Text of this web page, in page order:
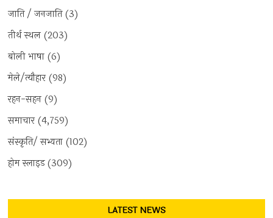
जाति / जनजाति(3)
तीर्थ स्थल (203)
बोली भाषा (6)
मेले/त्यौहार(98)
रहन-सहन (9)
समाचार(4,759)
संस्कृति/ सभ्यता (102)
होम स्लाइड(309)
LATEST NEWS